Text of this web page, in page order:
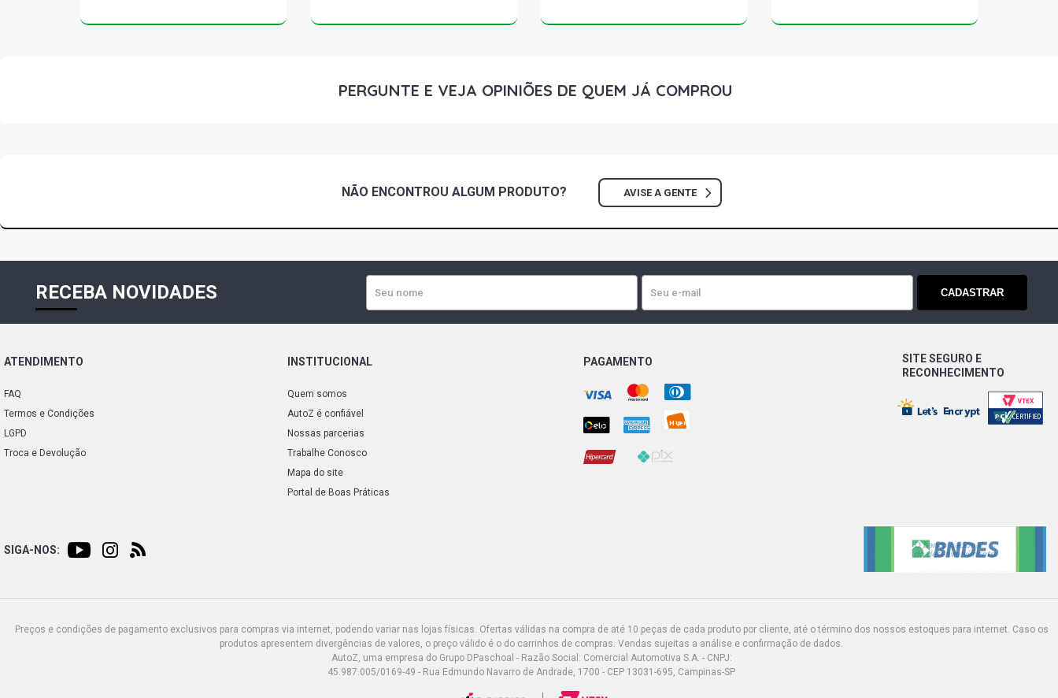
PERGUNTE E VEJA OPINIÕES DE QUEM JÁ COMPROU
NÃO ENCONTROU ALGUM PRODUTO? AVISE A GENTE
RECEBA NOVIDADES CADASTRAR
ATENDIMENTO
FAQ
Termos e Condições
LGPD
Troca e Devolução
INSTITUCIONAL
Quem somos
AutoZ é confiável
Nossas parcerias
Trabalhe Conosco
Mapa do site
Portal de Boas Práticas
PAGAMENTO
SITE SEGURO E
RECONHECIMENTO
SIGA-NOS:
Preços e condições de pagamento exclusivos para compras via internet, podendo variar nas lojas físicas. Ofertas válidas na compra de até 10 peças de cada produto por cliente, até o término dos nossos estoques para internet. Caso os
produtos apresentem divergências de valores, o preço válido é o do carrinhos de compras. Vendas sujeitas a análise e confirmação de dados.
AutoZ, uma empresa do Grupo DPaschoal - Razão Social: Comercial Automotiva S.A. - CNPJ:
45.987.005/0169-49 - Rua Edmundo Navarro de Andrade, 1700 - CEP 13031-695, Campinas-SP